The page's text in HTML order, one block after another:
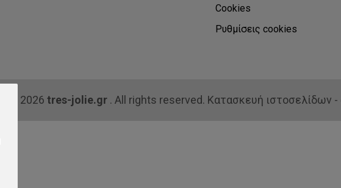
Cookies
Ρυθμίσεις cookies
© 2026 tres-jolie.gr . All rights reserved. Κατασκευή ιστοσελίδων -